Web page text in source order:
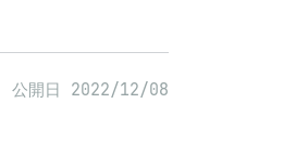
公開日 2022/12/08